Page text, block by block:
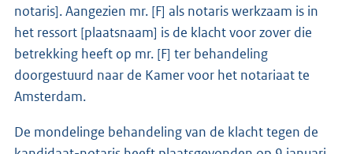
notaris]. Aangezien mr. [F] als notaris werkzaam is in
het ressort [plaatsnaam] is de klacht voor zover die
betrekking heeft op mr. [F] ter behandeling
doorgestuurd naar de Kamer voor het notariaat te
Amsterdam.
De mondelinge behandeling van de klacht tegen de